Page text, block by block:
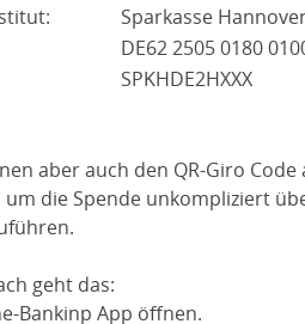
Sparkasse
DE62 2505 0180
SPKHDE2HXXX
aber auch den QR-Giro
um die Spende unkompliziert
geht das:
Bankinp App öffnen.